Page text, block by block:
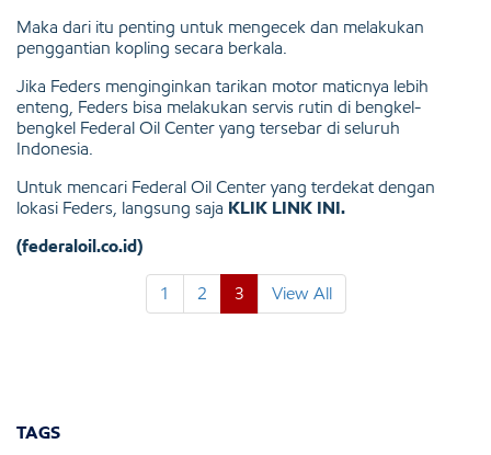
Maka dari itu penting untuk mengecek dan melakukan
penggantian kopling secara berkala.
Jika Feders menginginkan tarikan motor maticnya lebih
enteng, Feders bisa melakukan servis rutin di bengkel-
bengkel Federal Oil Center yang tersebar di seluruh
Indonesia.
Untuk mencari Federal Oil Center yang terdekat dengan
lokasi Feders, langsung saja KLIK LINK INI.
(federaloil.co.id)
1 2 3 View All
TAGS